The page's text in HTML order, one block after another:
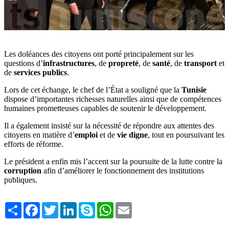
Les doléances des citoyens ont porté principalement sur les
questions d’infrastructures, de propreté, de santé, de transport et
de services publics.
Lors de cet échange, le chef de l’État a souligné que la Tunisie
dispose d’importantes richesses naturelles ainsi que de compétences
humaines prometteuses capables de soutenir le développement.
Il a également insisté sur la nécessité de répondre aux attentes des
citoyens en matière d’emploi et de vie digne, tout en poursuivant les
efforts de réforme.
Le président a enfin mis l’accent sur la poursuite de la lutte contre la
corruption afin d’améliorer le fonctionnement des institutions
publiques.
Share FacebookTwitterLinkedInSkype WhatsApp